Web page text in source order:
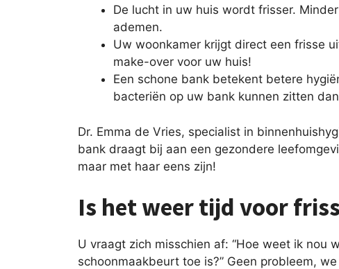
De lucht in uw huis wordt frisser.
ademen.
Uw woonkamer krijgt direct een frisse
make-over voor uw huis!
Een schone bank betekent betere
bacteriën op uw bank kunnen zitten
Dr. Emma de Vries, specialist in
bank draagt bij aan een gezondere
maar met haar eens zijn!
Is het weer tijd voor
U vraagt zich misschien af: “Hoe weet ik nou
schoonmaakbeurt toe is?” Geen probleem,